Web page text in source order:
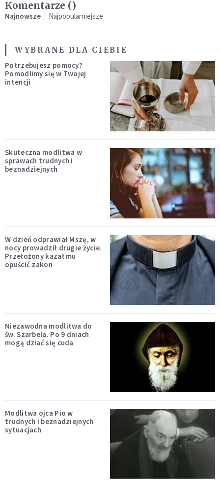
Komentarze ()
Najnowsze Najpopularniejsze
WYBRANE DLA CIEBIE
Potrzebujesz pomocy?
Pomodlimy się w Twojej
intencji
Skuteczna modlitwa w
sprawach trudnych i
beznadziejnych
W dzień odprawiał Mszę, w
nocy prowadził drugie życie.
Przełożony kazał mu
opuścić zakon
Niezawodna modlitwa do
św. Szarbela. Po 9 dniach
mogą dziać się cuda
Modlitwa ojca Pio w
trudnych i beznadziejnych
sytuacjach